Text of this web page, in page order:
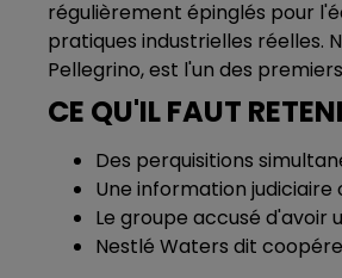
régulièrement épinglés pour
pratiques industrielles réelles.
Pellegrino, est l'un des
CE QU'IL FAUT
Des perquisitions
Une information
Le groupe accusé d'avoir
Nestlé Waters dit